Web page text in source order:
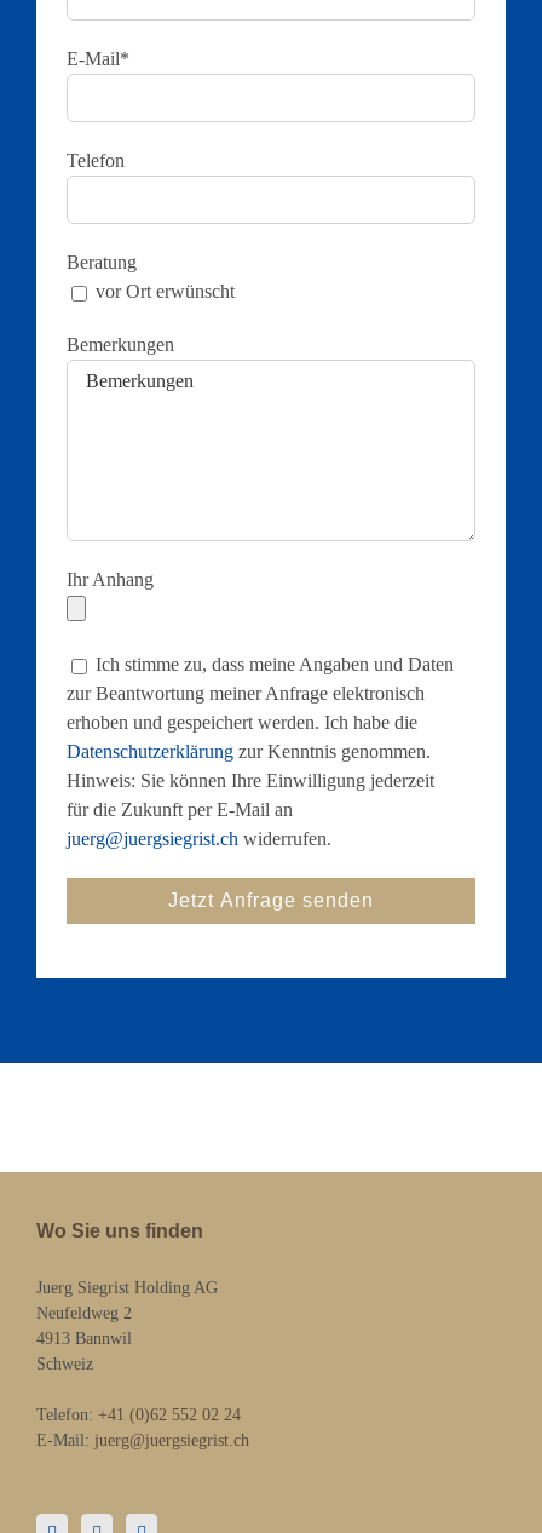
E-Mail*
Telefon
Beratung
vor Ort erwünscht
Bemerkungen
Ihr Anhang
Ich stimme zu, dass meine Angaben und Daten
zur Beantwortung meiner Anfrage elektronisch
erhoben und gespeichert werden. Ich habe die
Datenschutzerklärungzur Kenntnis genommen.
Hinweis: Sie können Ihre Einwilligung jederzeit
für die Zukunft per E-Mail an
juerg@juergsiegrist.ch widerrufen.
Wo Sie uns finden
Juerg Siegrist Holding AG
Neufeldweg 2
4913 Bannwil
Schweiz
Telefon: +41 (0)62 552 02 24
E-Mail: juerg@juergsiegrist.ch